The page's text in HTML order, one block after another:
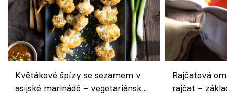
Květákové špízy se sezamem v
asijské marinádě – vegetariánská
Rajčatová
rajčat –